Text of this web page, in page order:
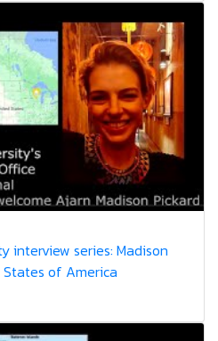
interview series: Madison
of America